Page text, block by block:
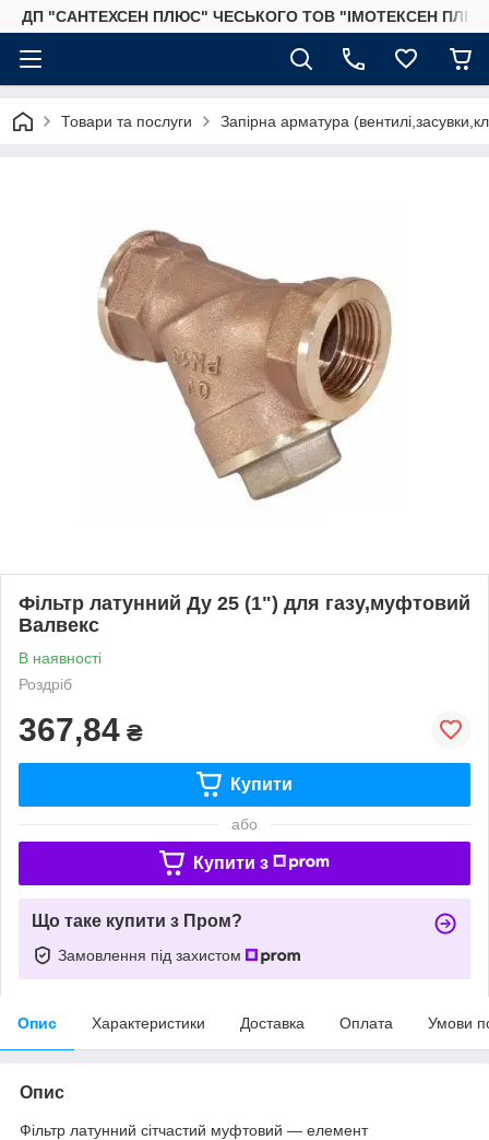
ДП "САНТЕХСЕН ПЛЮС" ЧЕСЬКОГО ТОВ "ІМОТЕКСЕН
Товари та послуги Запірна арматура
Фільтр латунний Ду 25 (1") для газу,муфтовий
Валвекс
В наявності
Роздріб
367,84 ₴
Купити
або
Купити з
Що таке купити з Пром?
Замовлення під захистом
Опис Характеристики Доставка Оплата Умови
Опис
Фільтр латунний сітчастий муфтовий — елемент